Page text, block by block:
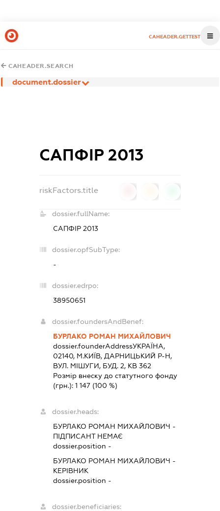
CAHEADER.GETTEST
CAHEADER.SEARCH
document.dossier
САПФІР 2013
riskFactors.title
dossier.fullName:
САПФІР 2013
dossier.opfSubType:
-
dossier.edrpo:
38950651
dossier.foundersAndBenef:
БУРЛАКО РОМАН МИХАЙЛОВИЧ
dossier.founderAddressУКРАЇНА,
02140, М.КИЇВ, ДАРНИЦЬКИЙ Р-Н,
ВУЛ. МІШУГИ, БУД. 2, КВ 362
Розмір внеску до статутного фонду
(грн.): 1 147(100 %)
dossier.heads:
БУРЛАКО РОМАН МИХАЙЛОВИЧ -
ПІДПИСАНТНЕМАЄ
dossier.position -
БУРЛАКО РОМАН МИХАЙЛОВИЧ -
КЕРІВНИК
dossier.position -
dossier.beneficiaries: